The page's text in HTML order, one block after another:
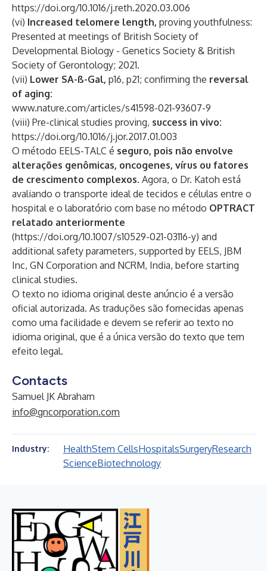
https://doi.org/10.1016/j.reth.2020.03.006
(vi) Increased telomere length, proving youthfulness:
Presented at meetings of British Society of
Developmental Biology - Genetics Society & British
Society of Gerontology; 2021.
(vii) Lower SA-ß-Gal, p16, p21; confirming the reversal
of aging:
www.nature.com/articles/s41598-021-93607-9
(viii) Pre-clinical studies proving, success in vivo:
https://doi.org/10.1016/j.jor.2017.01.003
O método EELS-TALC é seguro, pois não envolve
alterações genômicas, oncogenes, vírus ou fatores
de crescimento complexos. Agora, o Dr. Katoh está
avaliando o transporte ideal de tecidos e células entre o
hospital e o laboratório com base no método OPTRACT
relatado anteriormente
(https://doi.org/10.1007/s10529-021-03116-y) and
additional safety parameters, supported by EELS, JBM
Inc, GN Corporation and NCRM, India, before starting
clinical studies.
O texto no idioma original deste anúncio é a versão
oficial autorizada. As traduções são fornecidas apenas
como uma facilidade e devem se referir ao texto no
idioma original, que é a única versão do texto que tem
efeito legal.
Contacts
Samuel JK Abraham
info@gncorporation.com
Industry: HealthStem CellsHospitalsSurgeryResearch
ScienceBiotechnology